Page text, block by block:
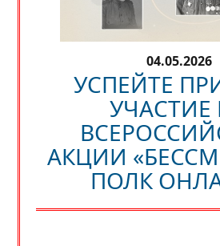
04.05.2026
УСПЕЙТЕ
УЧАСТИЕ
АКЦИИ
ПОЛК